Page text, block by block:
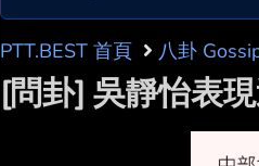
PTT.BEST 首頁 八卦
[問卦] 吳靜怡表